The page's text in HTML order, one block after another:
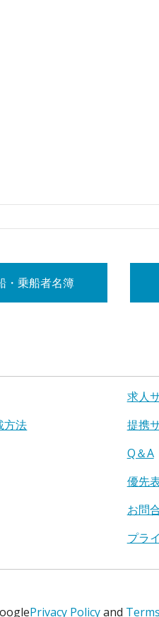
・乗船者名簿
方法
求人
提携
Q＆A
優先
お問
プラ
Privacy Policyand